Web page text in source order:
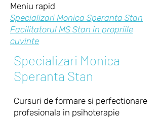
Meniu rapid
Specializari Monica Speranta Stan
Facilitatorul MS Stan in propriile
cuvinte
Specializari Monica
Speranta Stan
Cursuri de formare si perfectionare
profesionala in psihoterapie